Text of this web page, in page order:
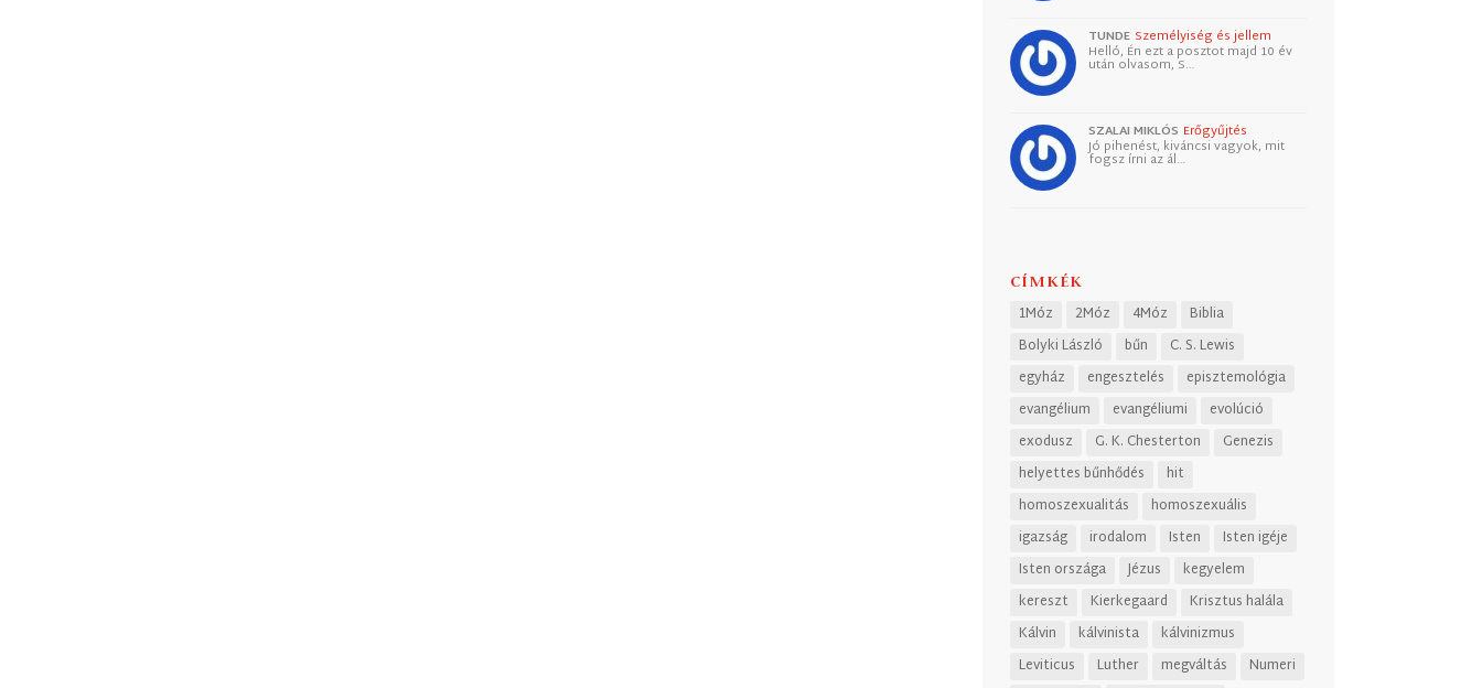
TUNDE Személyiség és jellem
Helló, Én ezt a posztot majd 10 év
után olvasom, S…
SZALAI MIKLÓS Erőgyűjtés
Jó pihenést, kiváncsi vagyok, mit
fogsz írni az ál…
CÍMKÉK
1Móz 2Móz 4Móz
Biblia
Bolyki László
bűn
C. S. Lewis
egyház
engesztelés
episztemológia
evangélium
evangéliumi
evolúció
exodusz
G. K. Chesterton
Genezis
helyettes bűnhődés
hit
homoszexualitás
homoszexuális
igazság
irodalom Isten
Isten igéje
Isten országa
Jézus
kegyelem
kereszt
Kierkegaard
Krisztus halála
Kálvin
kálvinista
kálvinizmus
Leviticus
Luther megváltás
Numeri